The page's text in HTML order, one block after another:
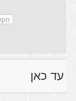
עד כאן